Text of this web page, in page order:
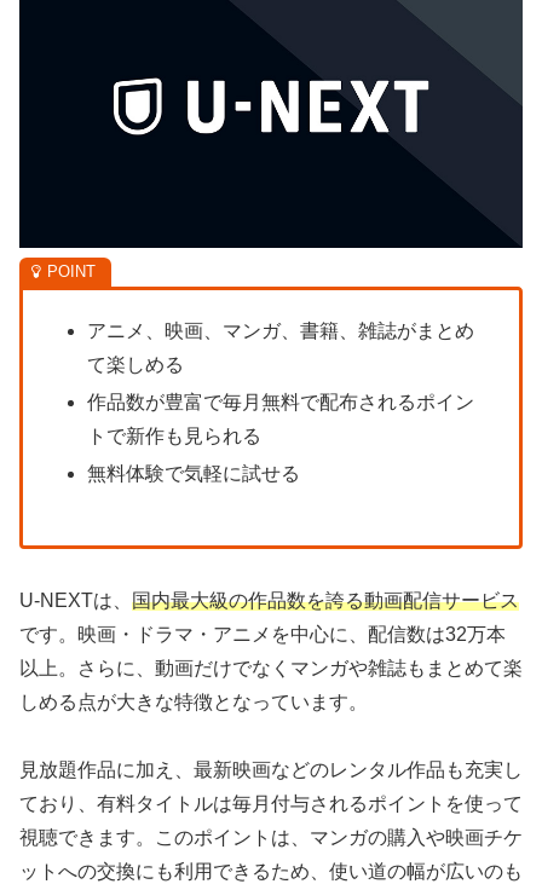
アニメ、映画、マンガ、書籍、雑誌がまとめ
て楽しめる
作品数が豊富で毎月無料で配布されるポイン
トで新作も見られる
無料体験で気軽に試せる
U-NEXTは、 国内最大級の作品数を誇る動画配信サービス
です。映画・ドラマ・アニメを中心に、配信数は32万本
以上。さらに、動画だけでなくマンガや雑誌もまとめて楽
しめる点が大きな特徴となっています。
見放題作品に加え、最新映画などのレンタル作品も充実し
ており、有料タイトルは毎月付与されるポイントを使って
視聴できます。このポイントは、マンガの購入や映画チケ
ットへの交換にも利用できるため、使い道の幅が広いのも